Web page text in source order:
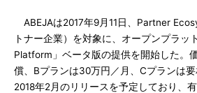
ABEJAは2017年9月11日、Partner
トナー企業）を対象に、オープンプラッ
Platform」ベータ版の提供を開始した。
償、Bプランは30万円／月、Cプランは
2018年2月のリリースを予定しており、有